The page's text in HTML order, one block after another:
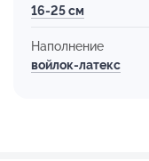
16-25 см
Наполнение
войлок-латекс